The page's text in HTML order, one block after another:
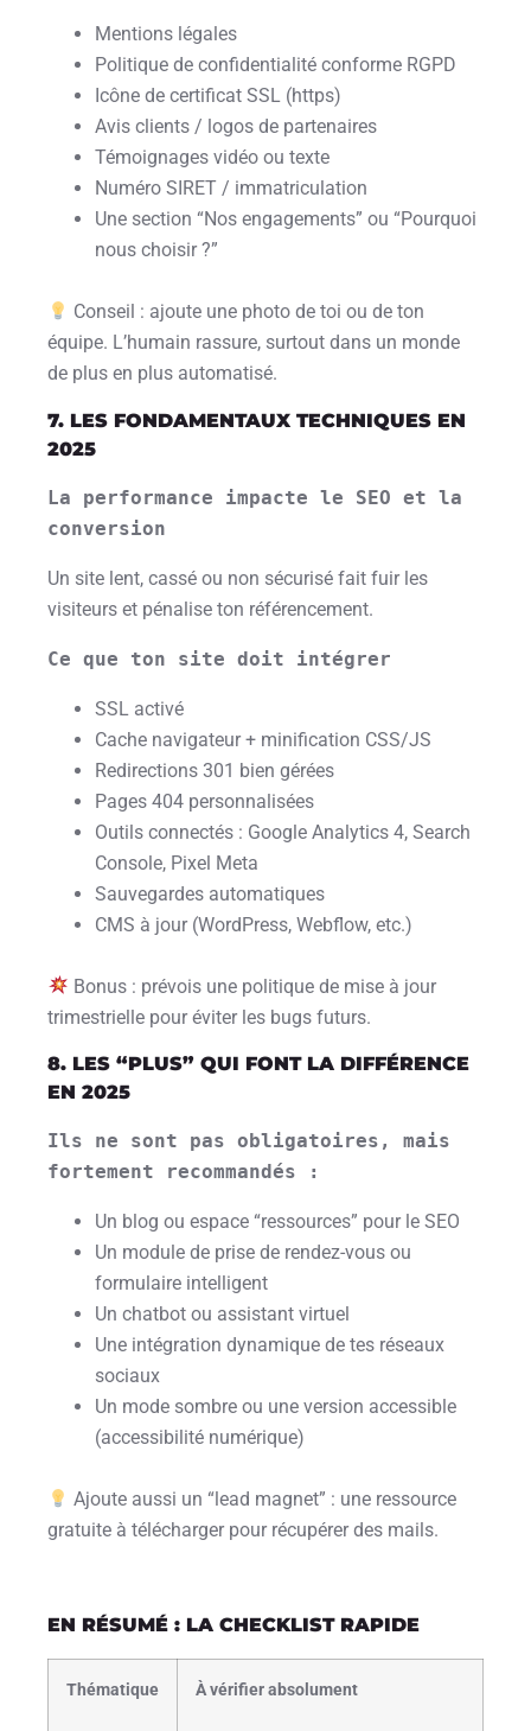
Mentions légales
Politique de confidentialité conforme RGPD
Icône de certificat SSL (https)
Avis clients / logos de partenaires
Témoignages vidéo ou texte
Numéro SIRET / immatriculation
Une section “Nos engagements” ou “Pourquoi
nous choisir ?”
Conseil : ajoute une photo de toi ou de ton
équipe. L’humain rassure, surtout dans un monde
de plus en plus automatisé.
7. LES FONDAMENTAUX TECHNIQUES EN
2025
La performance impacte le SEO et la
conversion
Un site lent, cassé ou non sécurisé fait fuir les
visiteurs et pénalise ton référencement.
Ce que ton site doit intégrer
SSL activé
Cache navigateur + minification CSS/JS
Redirections 301 bien gérées
Pages 404 personnalisées
Outils connectés : Google Analytics 4, Search
Console, Pixel Meta
Sauvegardes automatiques
CMS à jour (WordPress, Webflow, etc.)
Bonus : prévois une politique de mise à jour
trimestrielle pour éviter les bugs futurs.
8. LES “PLUS” QUI FONT LA DIFFÉRENCE
EN 2025
Ils ne sont pas obligatoires, mais
fortement recommandés :
Un blog ou espace “ressources” pour le SEO
Un module de prise de rendez-vous ou
formulaire intelligent
Un chatbot ou assistant virtuel
Une intégration dynamique de tes réseaux
sociaux
Un mode sombre ou une version accessible
(accessibilité numérique)
Ajoute aussi un “lead magnet” : une ressource
gratuite à télécharger pour récupérer des mails.
EN RÉSUMÉ : LA CHECKLIST RAPIDE
Thématique À vérifier absolument